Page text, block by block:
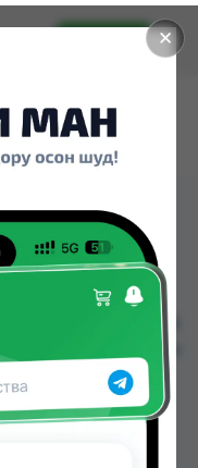
✕
Установить
или заказать в
Самсон фарм по
в Душанбе и